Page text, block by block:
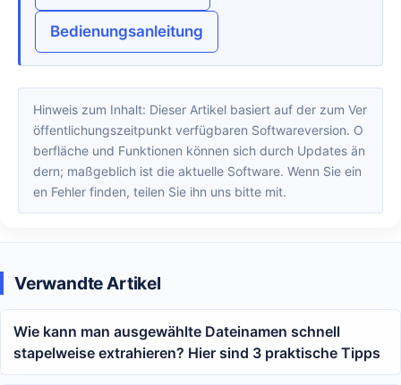
Bedienungsanleitung
Hinweis zum Inhalt: Dieser Artikel basiert auf der zum Ver
öffentlichungszeitpunkt verfügbaren Softwareversion. O
berfläche und Funktionen können sich durch Updates än
dern; maßgeblich ist die aktuelle Software. Wenn Sie ein
en Fehler finden, teilen Sie ihn uns bitte mit.
Verwandte Artikel
Wie kann man ausgewählte Dateinamen schnell
stapelweise extrahieren? Hier sind 3 praktische Tipps